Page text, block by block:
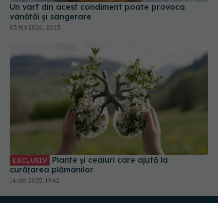
Un vârf din acest condiment poate provoca
vânătăi și sângerare
03 feb 2026, 20:13
EXCLUSIV
curățarea plămânilor
14 dec 2025, 19:42